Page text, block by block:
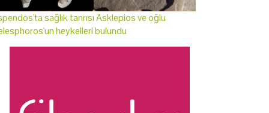
sağlık tanrısı Asklepios ve oğlu
heykelleri bulundu